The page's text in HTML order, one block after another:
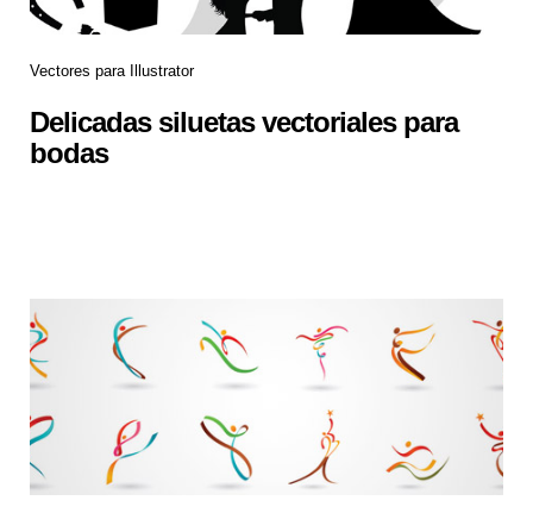
Vectores para Illustrator
Delicadas siluetas vectoriales para
bodas